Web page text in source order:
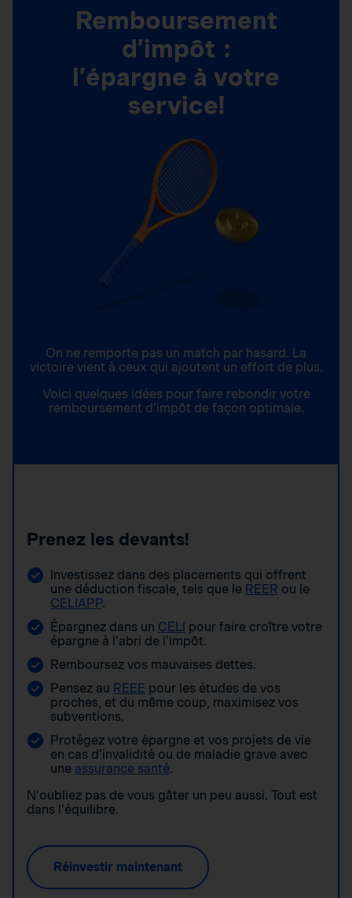
Remboursement
d’impôt :
l’épargne à votre
service!
On ne remporte pas un match par hasard. La
victoire vient à ceux qui ajoutent un effort de plus.
Voici quelques idées pour faire rebondir votre
remboursement d’impôt de façon optimale.
Prenez les devants!
Investissez dans des placements qui offrent
une déduction fiscale, tels que le REER ou le
CELIAPP.
Épargnez dans un CELI pour faire croître votre
épargne à l’abri de l’impôt.
Remboursez vos mauvaises dettes.
Pensez au REEE pour les études de vos
proches, et du même coup, maximisez vos
subventions.
Protégez votre épargne et vos projets de vie
en cas d’invalidité ou de maladie grave avec
une assurance santé.
N’oubliez pas de vous gâter un peu aussi. Tout est
dans l’équilibre.
Réinvestir maintenant